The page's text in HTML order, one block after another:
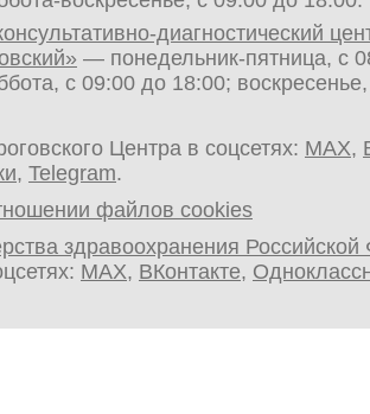
диагностический
— понедельник-пятница, с
с 09:00 до 18:00;
Центра в соцсетях: MAX,
, Telegram.
файлов cookies
здравоохранения
MAX, ВКонтакте,